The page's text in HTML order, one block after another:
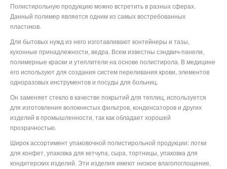
Полистирольную продукцию можно встретить в разных сферах.
Данный полимер является одним из самых востребованных
пластиков.
Для бытовых нужд из него изготавливают контейнеры и тазы,
кухонные принадлежности, ведра. Всем известны сэндвич-панели,
полимерные краски и утеплители на основе полистирола. В медицине
его используют для создания систем переливания крови, элементов
одноразовых инструментов и посуды для больниц.
Он заменяет стекло в качестве покрытий для теплиц, используется
для изготовления волокнистых фильтров, конденсаторов и других
изделий в промышленности, так как обладает хорошей
прозрачностью.
Широк ассортимент упаковочной полистирольной продукции: лотки
для конфет, упаковка для кетчупа, сыра, тортницы, упаковка для
кондитерских изделий. Эти изделия имеют низкое влагопоглощение,